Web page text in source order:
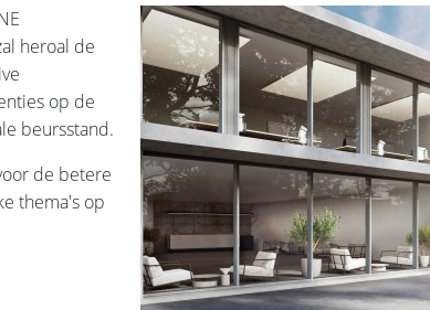
heroal de
op de
beursstand.
de betere
thema's op